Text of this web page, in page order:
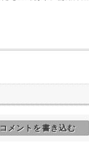
メントを書き込む